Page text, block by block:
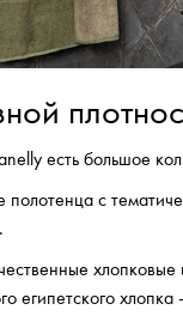
есть большое
с
хлопковые
египетского